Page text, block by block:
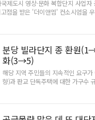
을 냈다는 송씨는 허망할 수밖에 없
전세사기 피해자들의 임시 거처로
기다리고 있다."운이 좋아 입주를
봐야 해요. 근데 요즘 어린이집 들
씨는 떨리는 목소리로 말했다.■ 직
끊어최수영(41·여, 가명)씨는 직장까
송과 개인회생 신청 등을 준비하고
하지 못했다. 웹디자이너였던 그는
며 모아놓은 돈에 대출까지 받아 지
를 당했다는 것을 알게 된 후에는 상
집중하지 못했다. 버티다 못해 지난
연락을 끊었다. 의지할 데라곤 부모
었다. 하지만 그의 바람과는 달리
국민임대단지와 같은 노후 공공
노후시설물 개선 의견수렴을 위해
참석한 가운데 입주민간담회를 추
제도시 영상·문화 복합단지 사업
점을 받은 '더이앤엠' 컨소시엄을
침이라고 12일 밝혔다.인천경제청은
했으며, 12월 평가위원회 심사에서
다. 인천경제청은 소위원회 조사 결
지 않기로 했었다.지난 9일 종료된
았다. 다만 ▲투자 및 책임준공 확
정한 평가 기준 설계 매뉴얼 정립
문제 발견되지 않아인천경제청에
앤엠 컨소시엄에 우선협상대상자
일대 18만8천282㎡에 조성할 예
분당 빌라단지 종 환원
화(3→5)
해당 지역 주민들의 지속적인 요구
향)과 판교 단독주택에 대한 가구수
일 성남시에 따르면 전날 오후
같은 내용을 심의·의결했다. 시는
이런 빌라단지는 현재 1종으로 묶여